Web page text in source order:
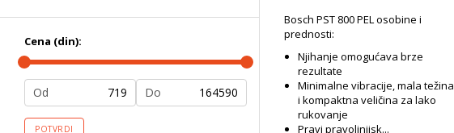
Cena (din):
Od Do
POTVRDI
Bosch PST 800 PEL osobine i
prednosti:
Njihanje omogućava brze
rezultate
Minimalne vibracije, mala težina
i kompaktna veličina za lako
rukovanje
Pravi pravolinijsk...